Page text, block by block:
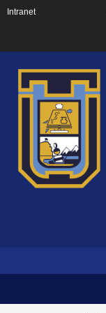
Intranet